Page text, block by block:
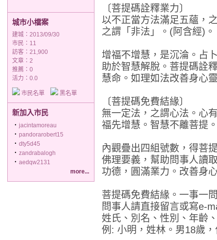
城市小檔案
建城：2013/09/30
市民：11
訪客：21,900
文章：2
推薦： 0
活力：0.0
市民名單 黑名單
新加入市民
‧ jacintamoreau
‧ pandorarobert15
‧ dty5d45
‧ zandrabalogh
‧ aedqw2131
more...
〔菩提碼詮釋業力〕
以不正當方法滿足五蘊，
之謂「非法」。(阿含經)。
增福不增慧，是沉淪。占
助於智慧解脫。菩提碼詮
慧命。如理如法改善身心
〔菩提碼免費結緣〕
無一定法，之謂心法。心
福先增慧。智慧不離菩提
內觀疊出四組號數，得菩
佛理要義，幫助問事人讀
功德，圓滿業力。改善身
菩提碼免費結緣。一事一
問事人請直接留言或寫e-
姓氏、別名、性別、年齡
例: 小明，姓林。男18歲